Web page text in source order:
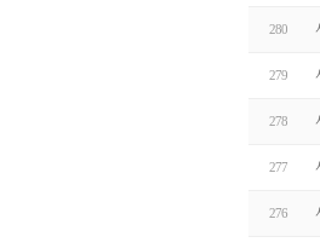
280
279
278
277
276